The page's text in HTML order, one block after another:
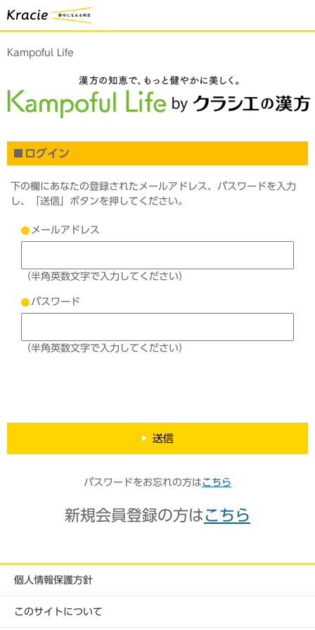
Kampoful Life
ログイン
下の欄にあなたの登録されたメールアドレス、パスワードを入力
し、「送信」ボタンを押してください。
メールアドレス
（半角英数文字で入力してください）
パスワード
（半角英数文字で入力してください）
送信
パスワードをお忘れの方は こちら
新規会員登録の方は こちら
個人情報保護方針
このサイトについて